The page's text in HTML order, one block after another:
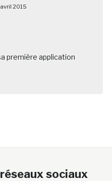
2015
première application
sociaux